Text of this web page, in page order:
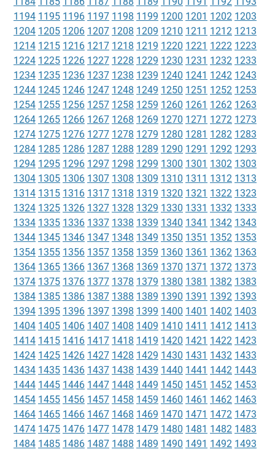
1194 1195 1196 1197 1198 1199 1200 1201 1202 1203
1204 1205 1206 1207 1208 1209 1210 1211 1212 1213
1214 1215 1216 1217 1218 1219 1220 1221 1222 1223
1224 1225 1226 1227 1228 1229 1230 1231 1232 1233
1234 1235 1236 1237 1238 1239 1240 1241 1242 1243
1244 1245 1246 1247 1248 1249 1250 1251 1252 1253
1254 1255 1256 1257 1258 1259 1260 1261 1262 1263
1264 1265 1266 1267 1268 1269 1270 1271 1272 1273
1274 1275 1276 1277 1278 1279 1280 1281 1282 1283
1284 1285 1286 1287 1288 1289 1290 1291 1292 1293
1294 1295 1296 1297 1298 1299 1300 1301 1302 1303
1304 1305 1306 1307 1308 1309 1310 1311 1312 1313
1314 1315 1316 1317 1318 1319 1320 1321 1322 1323
1324 1325 1326 1327 1328 1329 1330 1331 1332 1333
1334 1335 1336 1337 1338 1339 1340 1341 1342 1343
1344 1345 1346 1347 1348 1349 1350 1351 1352 1353
1354 1355 1356 1357 1358 1359 1360 1361 1362 1363
1364 1365 1366 1367 1368 1369 1370 1371 1372 1373
1374 1375 1376 1377 1378 1379 1380 1381 1382 1383
1384 1385 1386 1387 1388 1389 1390 1391 1392 1393
1394 1395 1396 1397 1398 1399 1400 1401 1402 1403
1404 1405 1406 1407 1408 1409 1410 1411 1412 1413
1414 1415 1416 1417 1418 1419 1420 1421 1422 1423
1424 1425 1426 1427 1428 1429 1430 1431 1432 1433
1434 1435 1436 1437 1438 1439 1440 1441 1442 1443
1444 1445 1446 1447 1448 1449 1450 1451 1452 1453
1454 1455 1456 1457 1458 1459 1460 1461 1462 1463
1464 1465 1466 1467 1468 1469 1470 1471 1472 1473
1474 1475 1476 1477 1478 1479 1480 1481 1482 1483
1484 1485 1486 1487 1488 1489 1490 1491 1492 1493